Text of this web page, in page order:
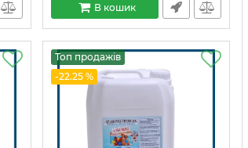
В кошик
Топ продажів
-22.25 %